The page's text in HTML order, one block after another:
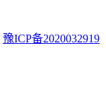
豫ICP备2020032919